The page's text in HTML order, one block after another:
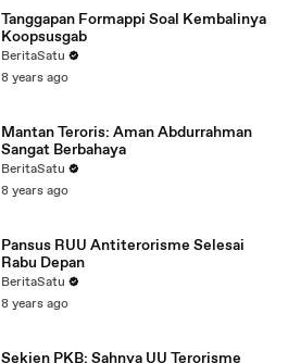
Tanggapan Formappi Soal Kembalinya
Koopsusgab
BeritaSatu
8 years ago
Mantan Teroris: Aman Abdurrahman
Sangat Berbahaya
BeritaSatu
8 years ago
Pansus RUU Antiterorisme Selesai
Rabu Depan
BeritaSatu
8 years ago
Sekjen PKB: Sahnya UU Terorisme